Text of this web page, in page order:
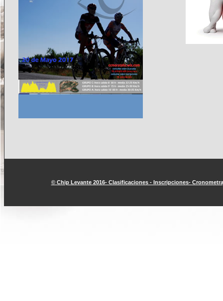
© Chip Levante 2016- Clasificaciones - Inscripciones-